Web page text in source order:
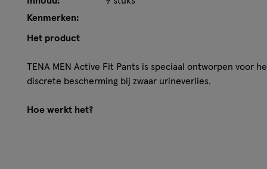
Kenmerken:
Het product
TENA MEN Active Fit Pants is speciaal ontworpen voor
discrete bescherming bij zwaar urineverlies.
Hoe werkt het?